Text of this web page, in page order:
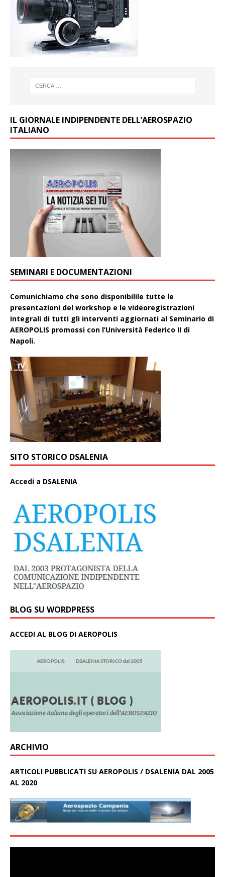
IL GIORNALE INDIPENDENTE DELL’AEROSPAZIO
ITALIANO
SEMINARI E DOCUMENTAZIONI
Comunichiamo che sono disponibilile tutte le
presentazioni del workshop e le videoregistrazioni
integrali di tutti gli interventi aggiornati aI Seminario di
AEROPOLIS promossi con l’Università Federico II di
Napoli.
SITO STORICO DSALENIA
Accedi a DSALENIA
BLOG SU WORDPRESS
ACCEDI AL BLOG DI AEROPOLIS
ARCHIVIO
ARTICOLI PUBBLICATI SU AEROPOLIS / DSALENIA DAL 2005
AL 2020